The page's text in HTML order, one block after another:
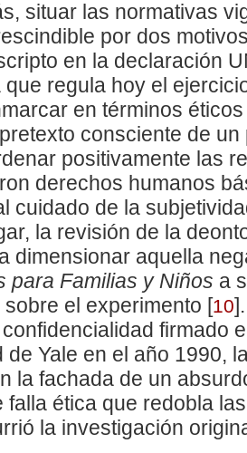
situar las normativas
por dos
en la declaración
que regula hoy el
en términos
consciente de
positivamente las
derechos humanos
cuidado de la
la revisión de la
dimensionar aquella
para Familias y Niños a
el experimento [10]
firmado
de Yale en el año 1990,
la fachada de un
falla ética que redobla
la investigación